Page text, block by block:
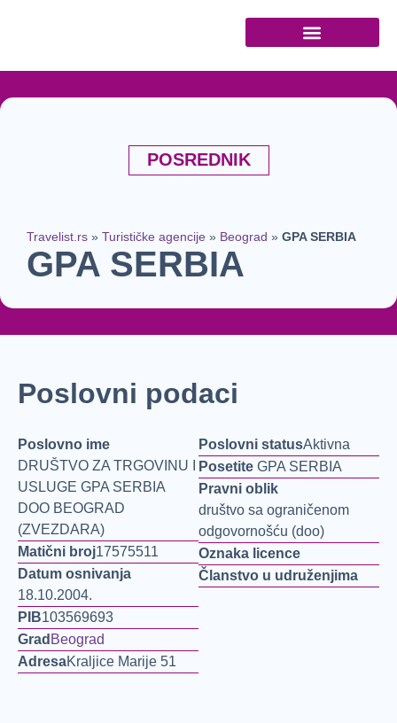
POSREDNIK
Travelist.rs » Turističke agencije » Beograd » GPA SERBIA
GPA SERBIA
Poslovni podaci
Poslovno ime
DRUŠTVO ZA TRGOVINU I
USLUGE GPA SERBIA
DOO BEOGRAD
(ZVEZDARA)
Matični broj17575511
Datum osnivanja
18.10.2004.
PIB103569693
Grad Beograd
AdresaKraljice Marije 51
Poslovni statusAktivna
Posetite GPA SERBIA
Pravni oblik
društvo sa ograničenom
odgovornošću (doo)
Oznaka licence
Članstvo u udruženjima